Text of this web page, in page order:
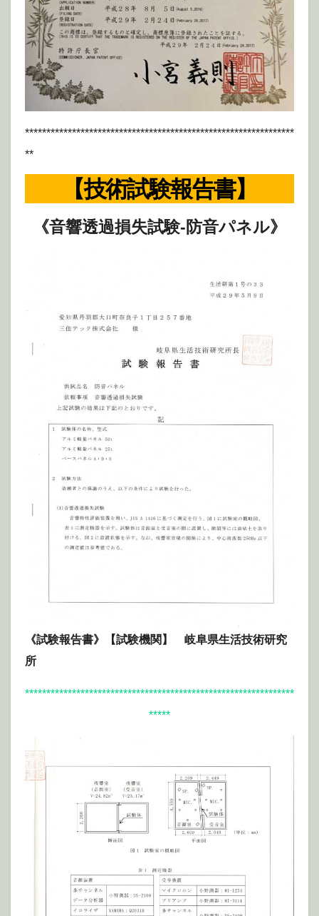
***************************************************************
**
【技術試験報告書】
《音響透過損失試験-防音パネル》
《試験報告書》【試験機関】 岐阜県生活技術研究
所
***************************************************************
*****